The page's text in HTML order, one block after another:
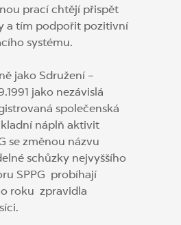
prací chtějí přispět
a tím podpořit pozitivní
systému.
jako Sdružení –
jako nezávislá
společenská
náplň aktivit
se změnou názvu
schůzky nejvyššího
SPPG probíhají
roku zpravidla